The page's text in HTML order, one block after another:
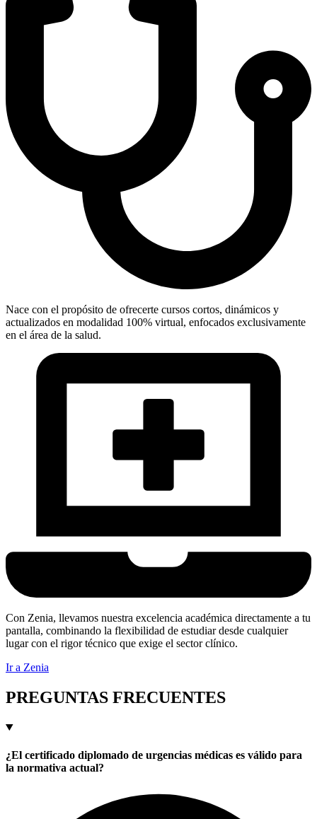
Nace con el propósito de ofrecerte cursos cortos, dinámicos y
actualizados en modalidad 100% virtual, enfocados exclusivamente
en el área de la salud.
Con Zenia, llevamos nuestra excelencia académica directamente a tu
pantalla, combinando la flexibilidad de estudiar desde cualquier
lugar con el rigor técnico que exige el sector clínico.
Ir a Zenia
PREGUNTAS FRECUENTES
¿El certificado diplomado de urgencias médicas es válido para
la normativa actual?